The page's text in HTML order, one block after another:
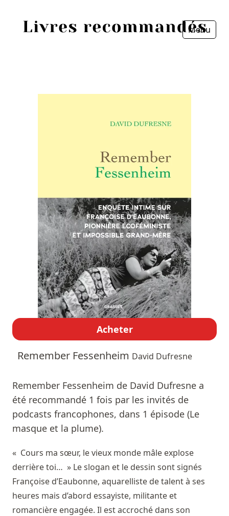
Menu
Acheter
Remember Fessenheim David Dufresne
Remember Fessenheim de David Dufresne a
été recommandé 1 fois par les invités de
podcasts francophones, dans 1 épisode (Le
masque et la plume).
« Cours ma sœur, le vieux monde mâle explose
derrière toi… » Le slogan et le dessin sont signés
Françoise d’Eaubonne, aquarelliste de talent à ses
heures mais d’abord essayiste, militante et
romancière engagée. Il est accroché dans son
Livres les plus recommandés
Prix littéraires
Fermer